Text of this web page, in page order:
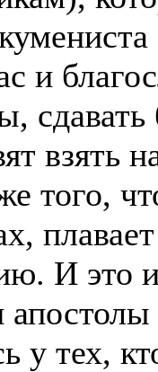
и
взять
того,
И это
у тех,